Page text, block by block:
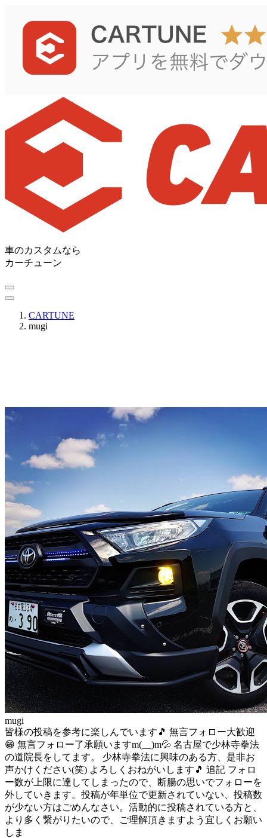
車のカスタムなら
カーチューン
CARTUNE
mugi
mugi
皆様の投稿を参考に楽しんでいます🎵 無言フォロー大歓迎
😁 無言フォロー了承願いますm(__)m💦 名古屋で少林寺拳法
の道院長をしてます。 少林寺拳法に興味のある方、是非お
声かけください(笑) よろしくおねがいします🎵 追記 フォロ
ー数が上限に達してしまったので、断腸の思いでフォローを
外していきます。投稿が年単位で更新されていない、投稿数
が少ない方はごめんなさい。活動的に投稿されている方と、
より多く繋がりたいので、ご理解頂きますよう宜しくお願い
しま